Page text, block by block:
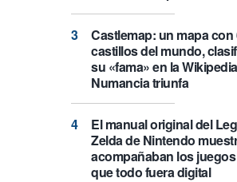
Castlemap: un mapa con
castillos del mundo,
su «fama» en la
Numancia triunfa
El manual original del
Zelda de Nintendo
acompañaban los
que todo fuera digital